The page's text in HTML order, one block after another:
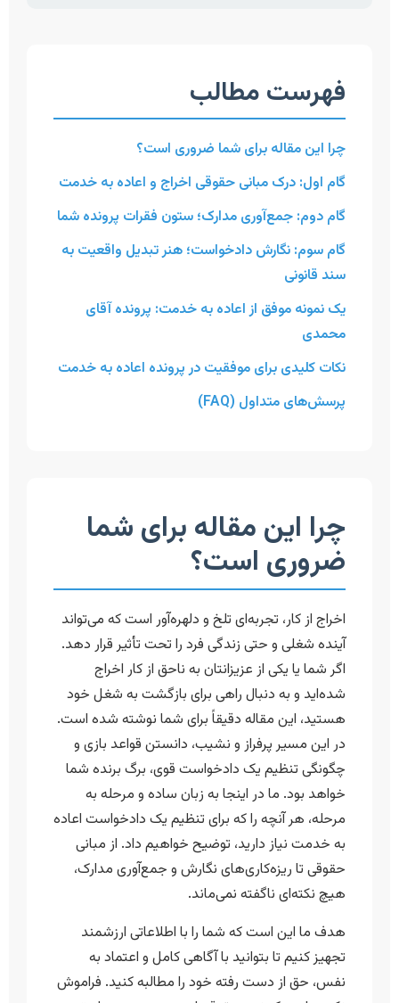
فهرست مطالب
چرا این مقاله برای شما ضروری است؟
گام اول: درک مبانی حقوقی اخراج و اعاده به خدمت
گام دوم: جمع‌آوری مدارک؛ ستون فقرات پرونده شما
گام سوم: نگارش دادخواست؛ هنر تبدیل واقعیت به
سند قانونی
یک نمونه موفق از اعاده به خدمت: پرونده آقای
محمدی
نکات کلیدی برای موفقیت در پرونده اعاده به خدمت
پرسش‌های متداول (FAQ)
چرا این مقاله برای شما
ضروری است؟
اخراج از کار، تجربه‌ای تلخ و دلهره‌آور است که می‌تواند
آینده شغلی و حتی زندگی فرد را تحت تأثیر قرار دهد.
اگر شما یا یکی از عزیزانتان به ناحق از کار اخراج
شده‌اید و به دنبال راهی برای بازگشت به شغل خود
هستید، این مقاله دقیقاً برای شما نوشته شده است.
در این مسیر پرفراز و نشیب، دانستن قواعد بازی و
چگونگی تنظیم یک دادخواست قوی، برگ برنده شما
خواهد بود. ما در اینجا به زبان ساده و مرحله به
مرحله، هر آنچه را که برای تنظیم یک دادخواست اعاده
به خدمت نیاز دارید، توضیح خواهیم داد. از مبانی
حقوقی تا ریزه‌کاری‌های نگارش و جمع‌آوری مدارک،
هیچ نکته‌ای ناگفته نمی‌ماند.
هدف ما این است که شما را با اطلاعاتی ارزشمند
تجهیز کنیم تا بتوانید با آگاهی کامل و اعتماد به
نفس، حق از دست رفته خود را مطالبه کنید. فراموش